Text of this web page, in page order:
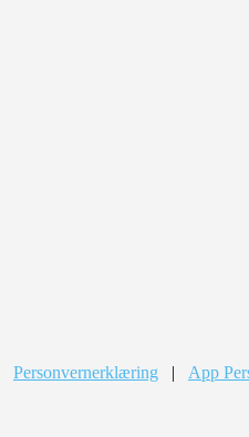
Personvernerklæring | App